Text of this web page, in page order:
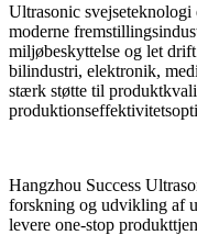
Ultrasonic
moderne
miljøbeskyttelse og let
bilindustri, elektronik,
stærk støtte til
Hangzhou Success
forskning og udvikling af
levere one-stop